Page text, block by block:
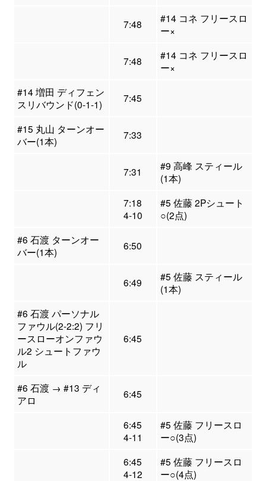
7:48
#14 コネ フリースロ
ー×
7:48
#14 コネ フリースロ
ー×
#14 増田 ディフェン
スリバウンド(0-1-1)
7:45
#15 丸山 ターンオー
バー(1本)
7:33
7:31
#9 高峰 スティール
(1本)
7:18
4-10
#5 佐藤 2Pシュート
○(2点)
#6 石渡 ターンオー
バー(1本)
6:50
6:49
#5 佐藤 スティール
(1本)
#6 石渡 パーソナル
ファウル(2-2:2) フリ
ースローオンファウ
ル2 シュートファウ
ル
6:45
#6 石渡 → #13 ディ
アロ
6:45
6:45
4-11
#5 佐藤 フリースロ
ー○(3点)
6:45
4-12
#5 佐藤 フリースロ
ー○(4点)